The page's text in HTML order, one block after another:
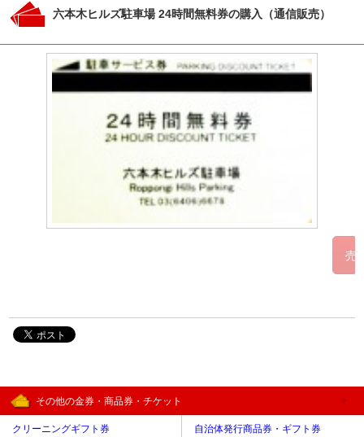
六本木ヒルズ駐車場 24時間無料券の購入（通信販売）
その他の金券・商品券・チケット
クリーニングギフト券 自治体発行商品券・ギフト券